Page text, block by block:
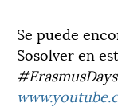
Se puede
Sosolver en
#ErasmusDays